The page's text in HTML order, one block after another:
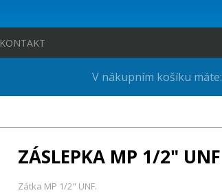
KONTAKT
V nákupním košíku máte:
ZÁSLEPKA MP 1/2" UNF
Zátka MP 1/2" UNF.